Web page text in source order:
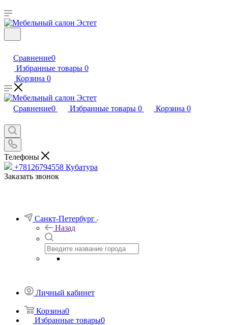
Сравнение0
Избранные товары 0
Корзина 0
Сравнение0 Избранные товары 0 Корзина 0
Телефоны
+78126794558 Кубатура
Заказать звонок
Санкт-Петербург
Назад
Личный кабинет
Корзина0
Избранные товары0